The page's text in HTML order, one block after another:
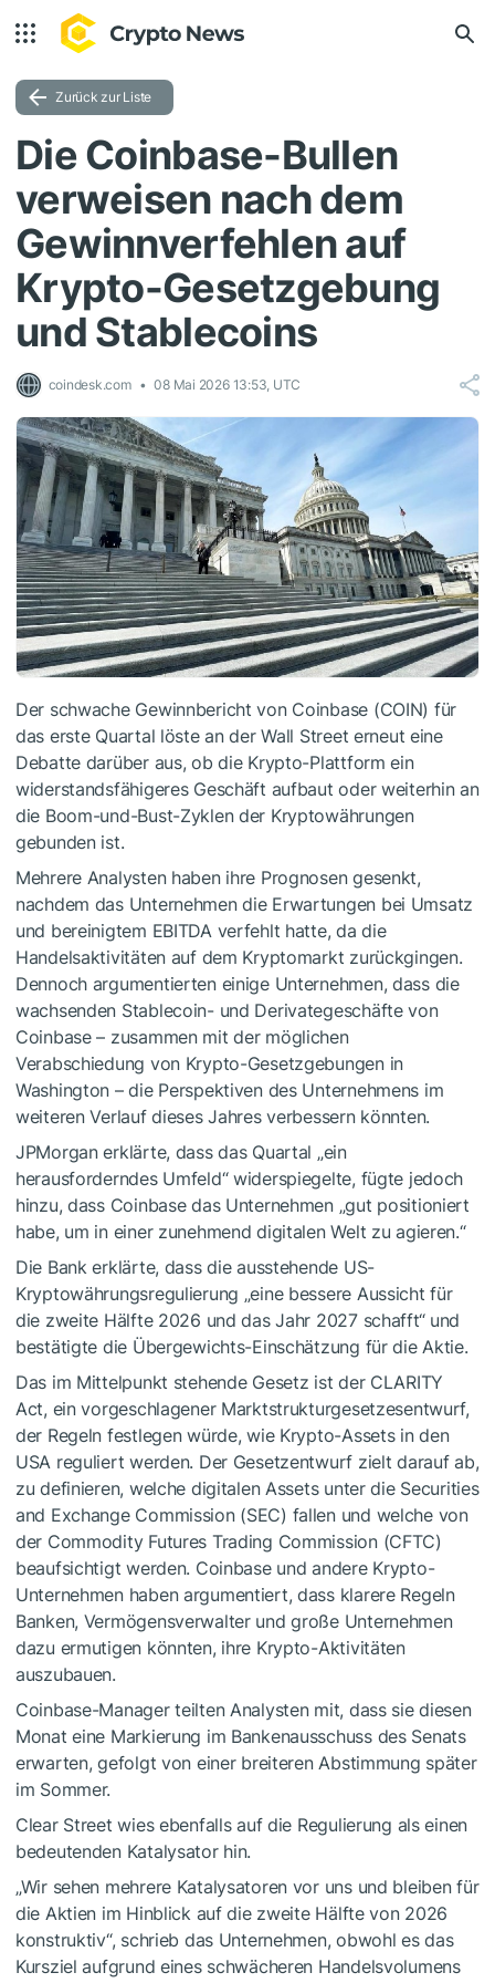
Zurück zur Liste
Die Coinbase-Bullen
verweisen nach dem
Gewinnverfehlen auf
Krypto-Gesetzgebung
und Stablecoins
coindesk.com 08 Mai 2026 13:53, UTC
Der schwache Gewinnbericht von Coinbase (COIN) für
das erste Quartal löste an der Wall Street erneut eine
Debatte darüber aus, ob die Krypto-Plattform ein
widerstandsfähigeres Geschäft aufbaut oder weiterhin an
die Boom-und-Bust-Zyklen der Kryptowährungen
gebunden ist.
Mehrere Analysten haben ihre Prognosen gesenkt,
nachdem das Unternehmen die Erwartungen bei Umsatz
und bereinigtem EBITDA verfehlt hatte, da die
Handelsaktivitäten auf dem Kryptomarkt zurückgingen.
Dennoch argumentierten einige Unternehmen, dass die
wachsenden Stablecoin- und Derivategeschäfte von
Coinbase – zusammen mit der möglichen
Verabschiedung von Krypto-Gesetzgebungen in
Washington – die Perspektiven des Unternehmens im
weiteren Verlauf dieses Jahres verbessern könnten.
JPMorgan erklärte, dass das Quartal „ein
herausforderndes Umfeld“ widerspiegelte, fügte jedoch
hinzu, dass Coinbase das Unternehmen „gut positioniert
habe, um in einer zunehmend digitalen Welt zu agieren.“
Die Bank erklärte, dass die ausstehende US-
Kryptowährungsregulierung „eine bessere Aussicht für
die zweite Hälfte 2026 und das Jahr 2027 schafft“ und
bestätigte die Übergewichts-Einschätzung für die Aktie.
Das im Mittelpunkt stehende Gesetz ist der CLARITY
Act, ein vorgeschlagener Marktstrukturgesetzesentwurf,
der Regeln festlegen würde, wie Krypto-Assets in den
USA reguliert werden. Der Gesetzentwurf zielt darauf ab,
zu definieren, welche digitalen Assets unter die Securities
and Exchange Commission (SEC) fallen und welche von
der Commodity Futures Trading Commission (CFTC)
beaufsichtigt werden. Coinbase und andere Krypto-
Unternehmen haben argumentiert, dass klarere Regeln
Banken, Vermögensverwalter und große Unternehmen
dazu ermutigen könnten, ihre Krypto-Aktivitäten
auszubauen.
Coinbase-Manager teilten Analysten mit, dass sie diesen
Monat eine Markierung im Bankenausschuss des Senats
erwarten, gefolgt von einer breiteren Abstimmung später
im Sommer.
Clear Street wies ebenfalls auf die Regulierung als einen
bedeutenden Katalysator hin.
„Wir sehen mehrere Katalysatoren vor uns und bleiben für
die Aktien im Hinblick auf die zweite Hälfte von 2026
konstruktiv“, schrieb das Unternehmen, obwohl es das
Kursziel aufgrund eines schwächeren Handelsvolumens